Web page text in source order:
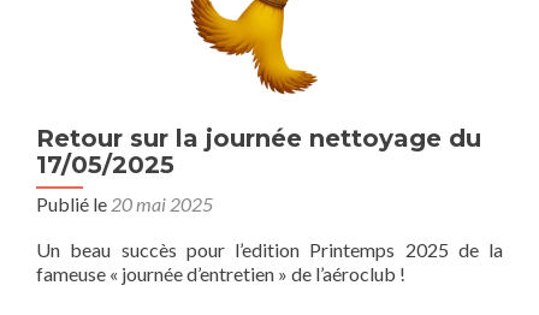
Retour sur la journée nettoyage du
17/05/2025
Publié le 20 mai 2025
Un beau succès pour l’edition Printemps 2025 de la
fameuse « journée d’entretien » de l’aéroclub !